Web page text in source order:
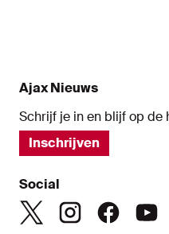
Ajax Nieuws
Schrijf je in en blijf op de
Inschrijven
Social